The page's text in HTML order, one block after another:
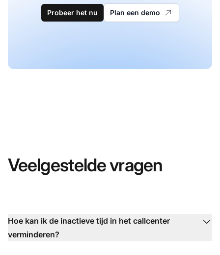
Probeer het nu Plan een demo
Veelgestelde vragen
Hoe kan ik de inactieve tijd in het callcenter
verminderen?